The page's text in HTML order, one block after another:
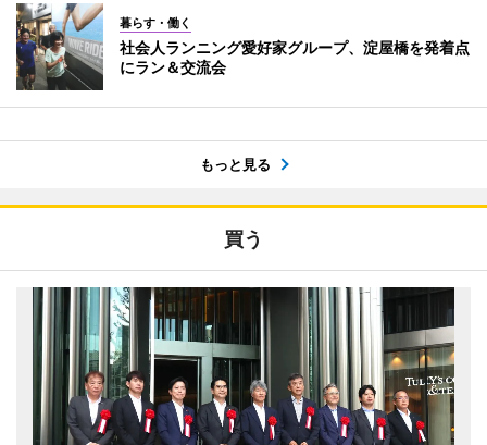
暮らす・働く
社会人ランニング愛好家グループ、淀屋橋を発着点
にラン＆交流会
もっと見る
買う